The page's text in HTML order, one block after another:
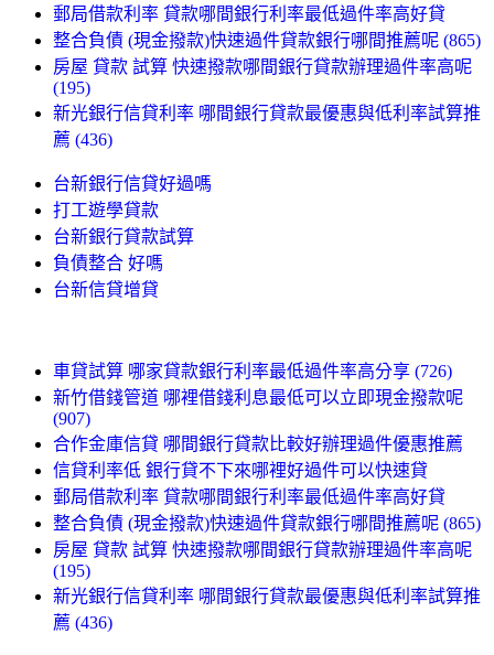
郵局借款利率 貸款哪間銀行利率最低過件率高好貸
整合負債 (現金撥款)快速過件貸款銀行哪間推薦呢 (865)
房屋 貸款 試算 快速撥款哪間銀行貸款辦理過件率高呢
(195)
新光銀行信貸利率 哪間銀行貸款最優惠與低利率試算推
薦 (436)
台新銀行信貸好過嗎
打工遊學貸款
台新銀行貸款試算
負債整合 好嗎
台新信貸增貸
車貸試算 哪家貸款銀行利率最低過件率高分享 (726)
新竹借錢管道 哪裡借錢利息最低可以立即現金撥款呢
(907)
合作金庫信貸 哪間銀行貸款比較好辦理過件優惠推薦
信貸利率低 銀行貸不下來哪裡好過件可以快速貸
郵局借款利率 貸款哪間銀行利率最低過件率高好貸
整合負債 (現金撥款)快速過件貸款銀行哪間推薦呢 (865)
房屋 貸款 試算 快速撥款哪間銀行貸款辦理過件率高呢
(195)
新光銀行信貸利率 哪間銀行貸款最優惠與低利率試算推
薦 (436)